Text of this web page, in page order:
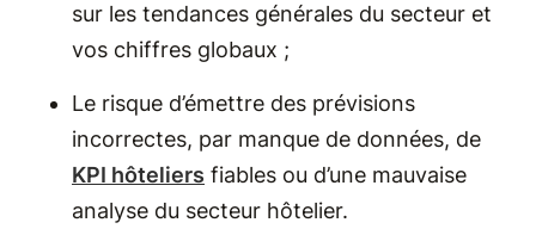
sur les tendances générales du secteur et
vos chiffres globaux ;
Le risque d’émettre des prévisions
incorrectes, par manque de données, de
KPI hôteliers fiables ou d’une mauvaise
analyse du secteur hôtelier.